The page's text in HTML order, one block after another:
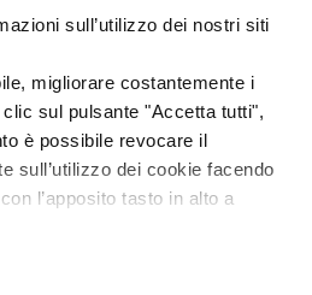
sull’utilizzo dei nostri siti
migliorare costantemente i
sul pulsante "Accetta tutti",
è possibile revocare il
sull’utilizzo dei cookie facendo
l’apposito tasto in alto a